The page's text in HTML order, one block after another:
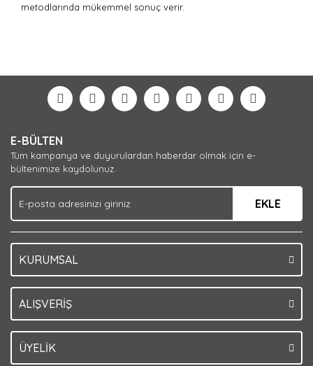
metodlarında mükemmel sonuç verir.
Yorum Yaz
formunu kullanarak tarafımıza iletebilirsiniz.
Görüş ve önerileriniz için teşekkür ederiz.
Ürün açıklamasında eksik bilgiler bulunuyor.
Ürün bilgilerinde hatalar bulunuyor.
Ürün fiyatı diğer sitelerden daha pahalı.
Bu ürüne benzer farklı alternatifler olmalı.
E-BÜLTEN
Tüm kampanya ve duyurulardan haberdar olmak için e-
bültenimize kaydolunuz.
EKLE
KURUMSAL
ALIŞVERİŞ
ÜYELİK